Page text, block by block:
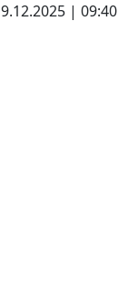
| 09:40